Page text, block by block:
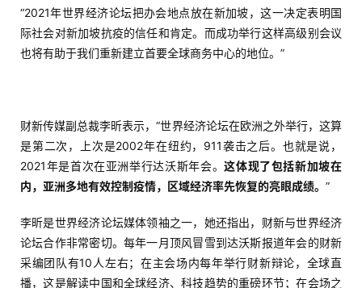
“2021年世界经济论坛把办会地点放在新加坡，这一决定表明国
际社会对新加坡抗疫的信任和肯定。而成功举行这样高级别会议
也将有助于我们重新建立首要全球商务中心的地位。”
财新传媒副总裁李昕表示，“世界经济论坛在欧洲之外举行，这算
是第二次，上次是2002年在纽约，911袭击之后。也就是说，
2021年是首次在亚洲举行达沃斯年会。这体现了包括新加坡在
内，亚洲多地有效控制疫情，区域经济率先恢复的亮眼成绩。 ”
李昕是世界经济论坛媒体领袖之一， 她还指出，财新与世界经济
论坛合作非常密切。每年一月顶风冒雪到达沃斯报道年会的财新
采编团队有10人左右；在主会场内每年举行财新辩论，全球直
播，这是解读中国和全球经济、科技趋势的重磅环节；在会场之